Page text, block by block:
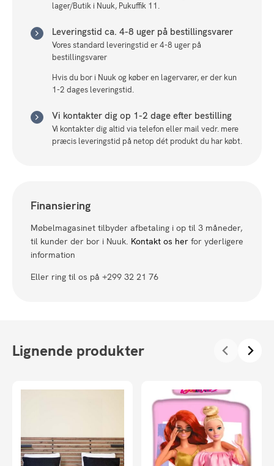
lager/Butik i Nuuk, Pukuffik 11.
Leveringstid ca. 4-8 uger på bestillingsvarer
Vores standard leveringstid er 4-8 uger på
bestillingsvarer
Hvis du bor i Nuuk og køber en lagervarer, er der kun
1-2 dages leveringstid.
Vi kontakter dig op 1-2 dage efter bestilling
Vi kontakter dig altid via telefon eller mail vedr. mere
præcis leveringstid på netop dét produkt du har købt.
Finansiering
Møbelmagasinet tilbyder afbetaling i op til 3 måneder,
til kunder der bor i Nuuk. Kontakt os her for yderligere
information
Eller ring til os på +299 32 21 76
Lignende produkter